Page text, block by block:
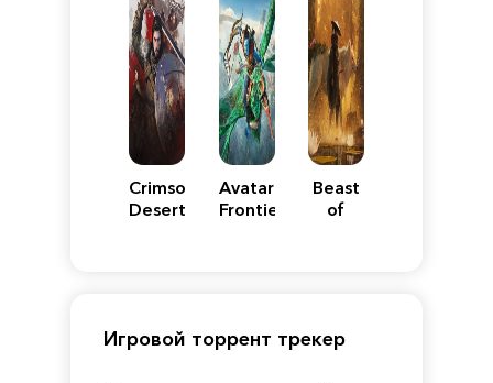
Crimson
Desert
Avatar:
Frontiers
Beast
of
Игровой торрент трекер